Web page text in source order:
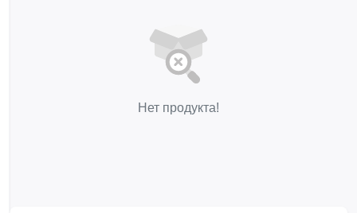
Нет продукта!